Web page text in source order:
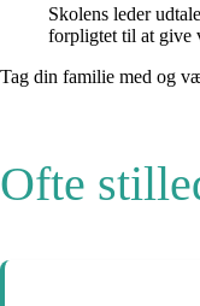
Skolens leder
forpligtet til at give
Tag din familie med og
Ofte